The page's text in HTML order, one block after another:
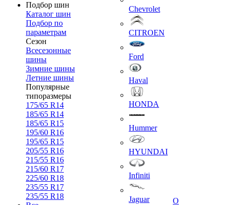
Подбор шин
Каталог шин
Подбор по
параметрам
Сезон
Всесезонные
шины
Зимние шины
Летние шины
Популярные
типоразмеры
175/65 R14
185/65 R14
185/65 R15
195/60 R16
195/65 R15
205/55 R16
215/55 R16
215/60 R17
225/60 R18
235/55 R17
235/55 R18
Chevrolet
CITROEN
Ford
Haval
HONDA
Hummer
HYUNDAI
Infiniti
Jaguar
О